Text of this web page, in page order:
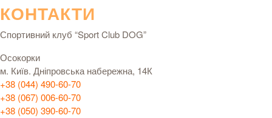
КОНТАКТИ
Спортивний клуб “Sport Club DOG”
Осокорки
м. Київ. Дніпровська набережна, 14К
+38 (044) 490-60-70
+38 (067) 006-60-70
+38 (050) 390-60-70